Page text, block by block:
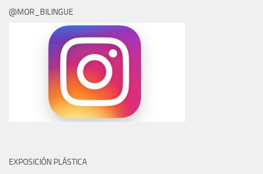
@MOR_BILINGUE
EXPOSICIÓN PLÁSTICA